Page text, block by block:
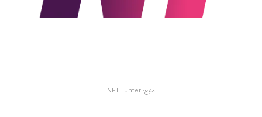
منبع: NFTHunter